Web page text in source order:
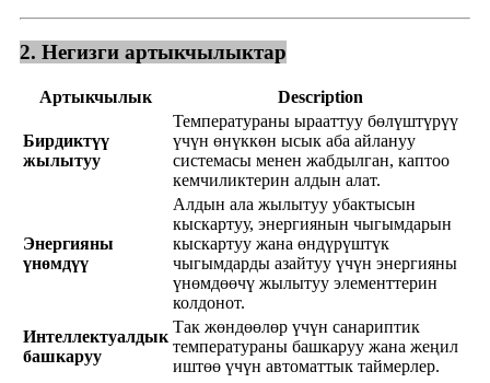
2. Негизги артыкчылыктар
Артыкчылык Description
Бирдиктүү
жылытуу
Температураны ырааттуу бөлүштүрүү
үчүн өнүккөн ысык аба айлануу
системасы менен жабдылган, каптоо
кемчиликтерин алдын алат.
Энергияны
үнөмдүү
Алдын ала жылытуу убактысын
кыскартуу, энергиянын чыгымдарын
кыскартуу жана өндүрүштүк
чыгымдарды азайтуу үчүн энергияны
үнөмдөөчү жылытуу элементтерин
колдонот.
Интеллектуалдык
башкаруу
Так жөндөөлөр үчүн санариптик
температураны башкаруу жана жеңил
иштөө үчүн автоматтык таймерлер.